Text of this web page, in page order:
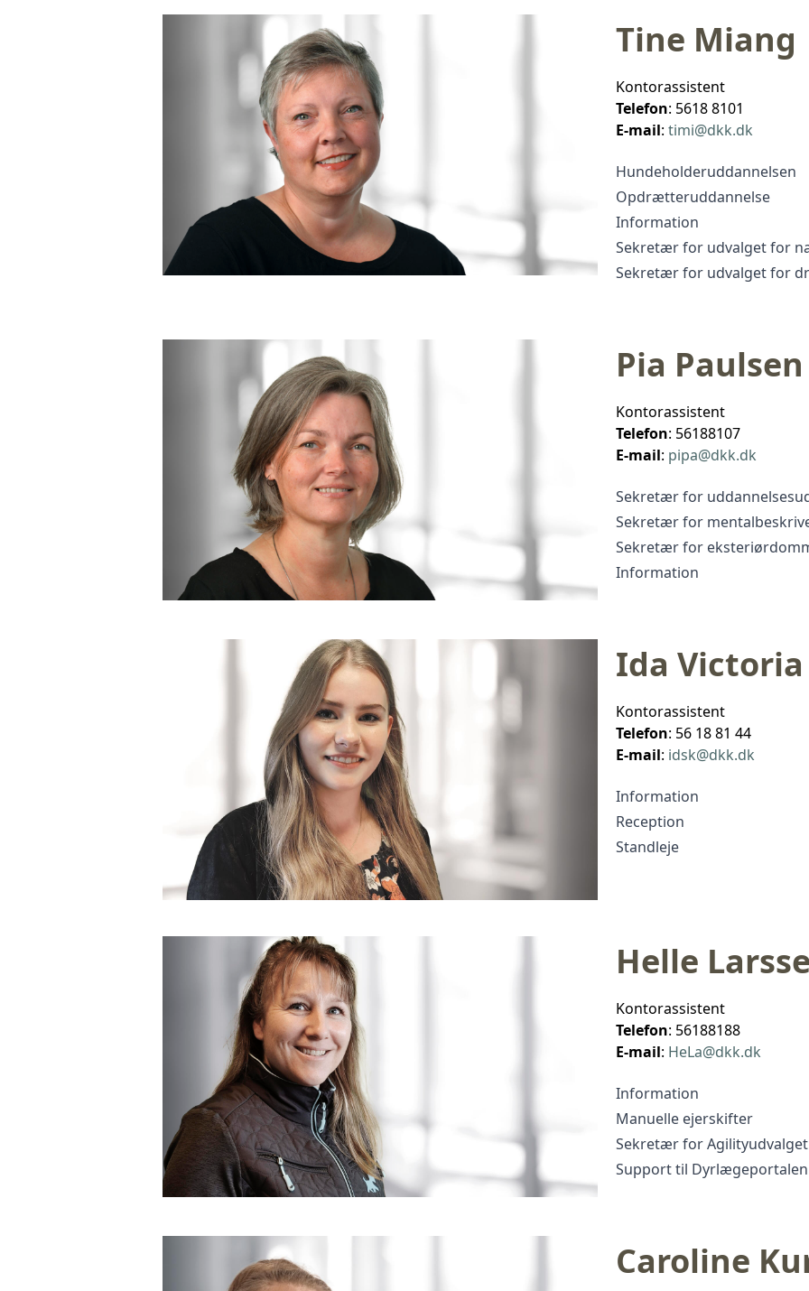
Tine Miang
Kontorassistent
Telefon: 5618 8101
E-mail: timi@dkk.dk
Hundeholderuddannelsen
Opdrætteruddannelse
Information
Sekretær for udvalget for
Sekretær for udvalget for
Pia Paulsen
Kontorassistent
Telefon: 56188107
E-mail: pipa@dkk.dk
Sekretær for
Sekretær for
Sekretær for
Information
Ida
Kontorassistent
Telefon: 56 18 81 44
E-mail: idsk@dkk.dk
Information
Reception
Standleje
Helle
Kontorassistent
Telefon: 56188188
E-mail: HeLa@dkk.dk
Information
Manuelle ejerskifter
Sekretær for Agilityudvalget
Support til Dyrlægeportalen
Caroline